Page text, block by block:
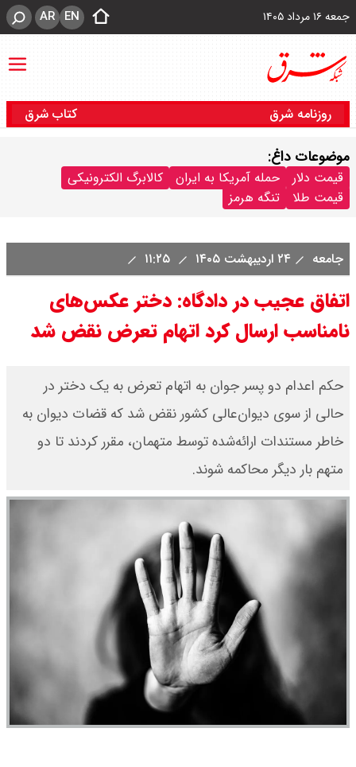
جمعه ۱۶ مرداد ۱۴۰۵ EN
AR
روزنامه شرق کتاب شرق
موضوعات داغ:
قیمت دلار حمله آمریکا به ایران
کالابرگ الکترونیکی
قیمت طلا
تنگه هرمز
جامعه ۲۴ اردیبهشت ۱۴۰۵
اتفاق عجیب در دادگاه: دختر عکس‌های
نامناسب ارسال کرد اتهام تعرض نقض شد
حکم اعدام دو پسر جوان به اتهام تعرض به یک دختر در
حالی از سوی دیوان‌عالی کشور نقض شد که قضات دیوان به
خاطر مستندات ارائه‌شده توسط متهمان، مقرر کردند تا دو
متهم بار دیگر محاکمه شوند.